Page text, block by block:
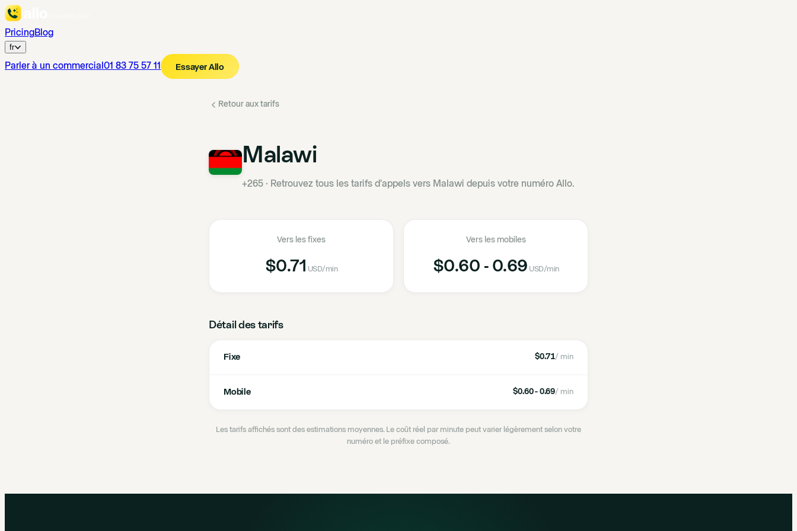
PricingBlog
fr
Parler à un commercial 01 83 75 57 11 Essayer Allo
Retour aux tarifs
Malawi
+265 · Retrouvez tous les tarifs d'appels vers Malawi depuis votre numéro Allo.
Vers les fixes
$0.71 USD/min
Vers les mobiles
$0.60 - 0.69 USD/min
Détail des tarifs
Fixe $0.71/ min
Mobile $0.60 - 0.69/ min
Les tarifs affichés sont des estimations moyennes. Le coût réel par minute peut varier légèrement selon votre
numéro et le préfixe composé.